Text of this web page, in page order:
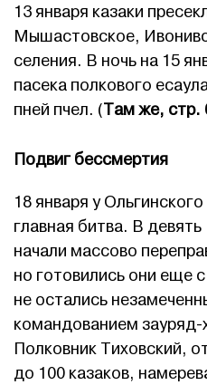
13 января казаки
Мышастовское,
селения. В ночь на 15
пасека полкового
пней пчел. (Там же, стр.
Подвиг бессмертия
18 января у
главная битва. В
начали массово
но готовились они еще
не остались
командованием
Полковник Тиховский,
до 100 казаков,